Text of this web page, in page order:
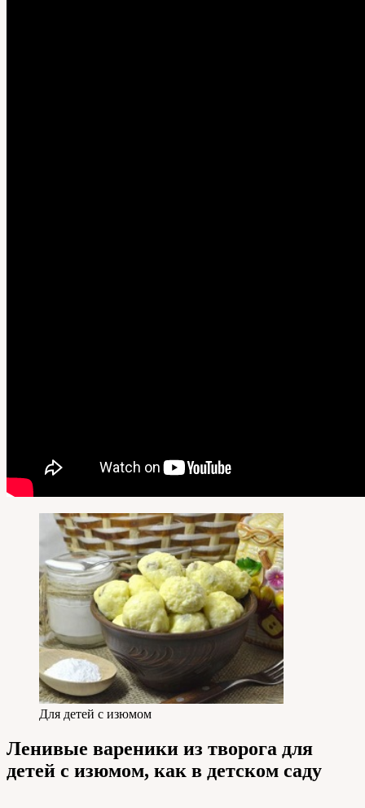
Для детей с изюмом
Ленивые вареники из творога для
детей с изюмом, как в детском саду